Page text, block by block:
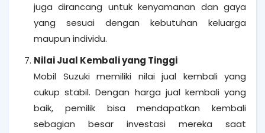
juga dirancang untuk kenyamanan dan gaya
yang sesuai dengan kebutuhan keluarga
maupun individu.
Nilai Jual Kembali yang Tinggi
Mobil Suzuki memiliki nilai jual kembali yang
cukup stabil. Dengan harga jual kembali yang
baik, pemilik bisa mendapatkan kembali
sebagian besar investasi mereka saat